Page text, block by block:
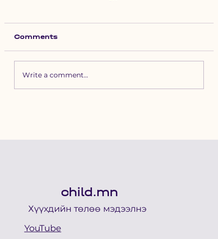
Comments
Write a comment...
child.mn
Хүүхдийн төлөө мэдээлнэ
YouTube